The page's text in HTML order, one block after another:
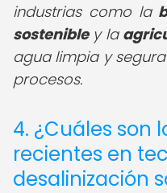
industrias como la
sostenibley la
agua limpia y
procesos.
4. ¿Cuáles son
recientes en
desalinización